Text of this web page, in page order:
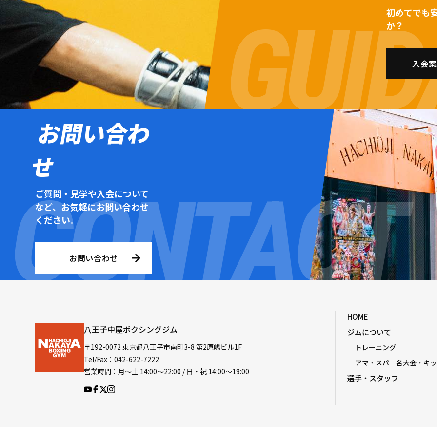
初めてでも
か？
入会
お問い合わ
せ
ご質問・見学や入会について
など、お気軽にお問い合わせ
ください。
お問い合わせ
八王子中屋ボクシングジム
〒192-0072 東京都八王子市南町3-8 第2原嶋ビル1F
Tel/Fax：042-622-7222
営業時間：月〜土 14:00〜22:00 / 日・祝 14:00〜19:00
HOME
ジムについて
トレーニング
アマ・スパー各大会・キ
選手・スタッフ